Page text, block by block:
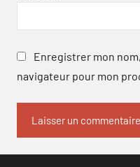
Enregistrer mon
navigateur pour mon